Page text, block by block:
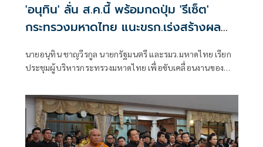
'อนุทิน' ลั่น ส.ค.นี้ พร้อมกดปุ่ม 'รีเซ็ต'
กระทรวงมหาดไทย แนะขรก.เร่งสร้างผล
นายอนุทิน ชาญวีรกูล นายกรัฐมนตรี และรมว.มหาดไทย เรียก
ประชุมผู้บริหารกระทรวงมหาดไทย เพื่อขับเคลื่อนงานของ
ว่าการกระทรวงมหาดไทย นายเจเศรษฐ์ ไทยเศรษฐ์